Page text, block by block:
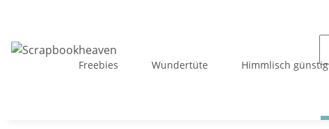
Freebies
Wundertüte Himmlisch günstig